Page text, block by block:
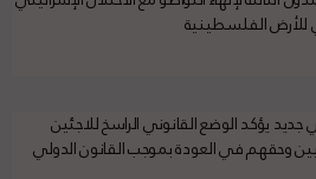
للأرض الفلسطينية
جديد يؤكد الوضع القانوني الراسخ للاجئين
وحقهم في العودة بموجب القانون الدولي